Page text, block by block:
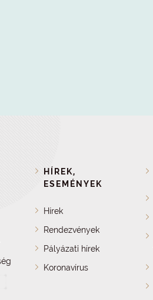
HÍREK,
ESEMÉNYEK
Hírek
Rendezvények
Pályázati hírek
Koronavírus